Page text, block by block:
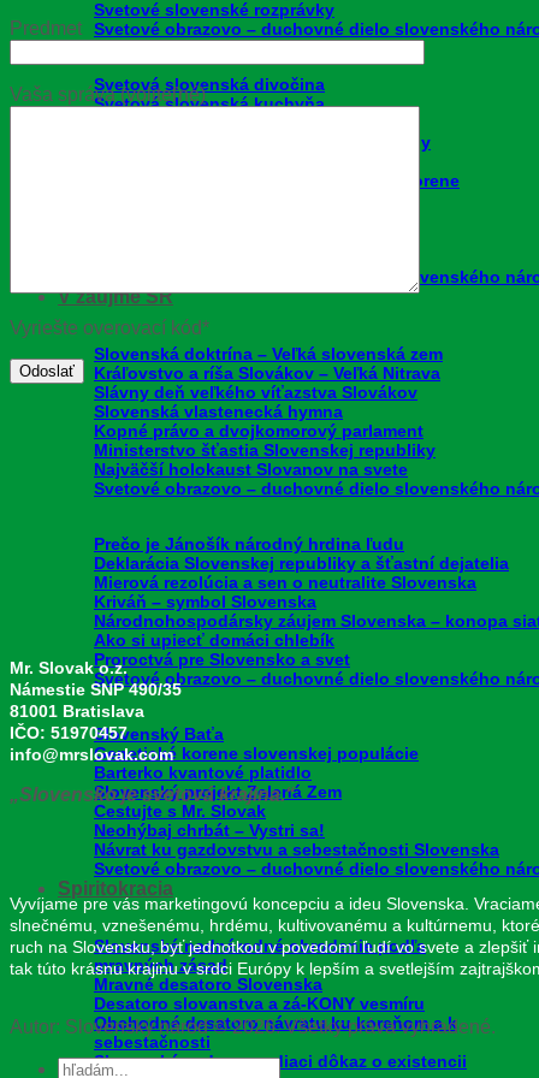
Svetové slovenské rozprávky
Svetové obrazovo – duchovné dielo slovenského
Svetová slovenská divočina
Svetová slovenská kuchyňa
Svetové slovenské Guinnessove rekordy
Keď Američan hľadá svoje slovenské korene
Svetové obrazovo – duchovné dielo slovenského
V záujme SR
Slovenská doktrína – Veľká slovenská zem
Kráľovstvo a ríša Slovákov – Veľká Nitrava
Slávny deň veľkého víťazstva Slovákov
Slovenská vlastenecká hymna
Kopné právo a dvojkomorový parlament
Ministerstvo šťastia Slovenskej republiky
Najväčší holokaust Slovanov na svete
Svetové obrazovo – duchovné dielo slovenského
Prečo je Jánošík národný hrdina ľudu
Deklarácia Slovenskej republiky a šťastní dejatelia
Mierová rezolúcia a sen o neutralite Slovenska
Kriváň – symbol Slovenska
Národnohospodársky záujem Slovenska – konopa
Ako si upiecť domáci chlebík
Proroctvá pre Slovensko a svet
Svetové obrazovo – duchovné dielo slovenského
Slovenský Baťa
Genetické korene slovenskej populácie
Barterko kvantové platidlo
Slovenský projekt Zelená Zem
Cestujte s Mr. Slovak
Neohýbaj chrbát – Vystri sa!
Návrat ku gazdovstvu a sebestačnosti Slovenska
Svetové obrazovo – duchovné dielo slovenského
Spiritokracia
Slovenské nadnárodné obrodenie podľa
mravných zásad
Mravné desatoro Slovenska
Desatoro slovanstva a zá-KONY vesmíru
Obchodné desatoro návratu ku koreňom a k
sebestačnosti
Slovenský vedome vediaci dôkaz o existencii
Predmet
Vaša správa (voliteľné)
Vyriešte overovací kód*
Mr. Slovak o.z.
Námestie SNP 490/35
81001 Bratislava
IČO: 51970457
info@mrslovak.com
„Slovensko je svetová krajina.“
Vyvíjame pre vás marketingovú koncepciu a ideu Slovenska.
slnečnému, vznešenému, hrdému, kultivovanému a kultúrnemu,
ruch na Slovensku, byť jednotkou v povedomí ľudí vo svete a
tak túto krásnu krajinu v srdci Európy k lepším a svetlejším
Autor: Slovenský národ © 2026. Všetky práva vyhradené.